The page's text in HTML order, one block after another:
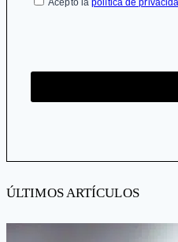
Acepto lapolítica de
ÚLTIMOS ARTÍCULOS